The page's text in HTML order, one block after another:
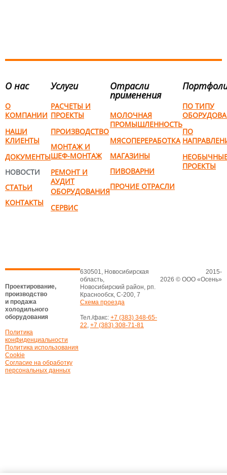
О нас
О
КОМПАНИИ
НАШИ
КЛИЕНТЫ
ДОКУМЕНТЫ
НОВОСТИ
СТАТЬИ
КОНТАКТЫ
Услуги
РАСЧЕТЫ И
ПРОЕКТЫ
ПРОИЗВОДСТВО
МОНТАЖ И
ШЕФ-МОНТАЖ
РЕМОНТ И
АУДИТ
ОБОРУДОВАНИЯ
СЕРВИС
Отрасли
применения
МОЛОЧНАЯ
ПРОМЫШЛЕННОСТЬ
МЯСОПЕРЕРАБОТКА
МАГАЗИНЫ
ПИВОВАРНИ
ПРОЧИЕ ОТРАСЛИ
ПО ТИПУ
ПО
ПРОЕКТЫ
Проектирование,
производство
и продажа
холодильного
оборудования
Политика
конфиденциальности
Политика использования
Cookie
Согласие на обработку
персональных данных
630501, Новосибирская
область,
Новосибирский район, рп.
Краснообск, С-200, 7
Схема проезда
Тел./факс: +7 (383) 348-65-
22 +7 (383) 308-71-81
2015-
2026 © ООО «Осень»